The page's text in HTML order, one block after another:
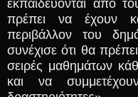
εκπαιδεύονται από
πρέπει να έχουν
περιβάλλον του
συνέχισε ότι θα
σειρές μαθημάτων
και να